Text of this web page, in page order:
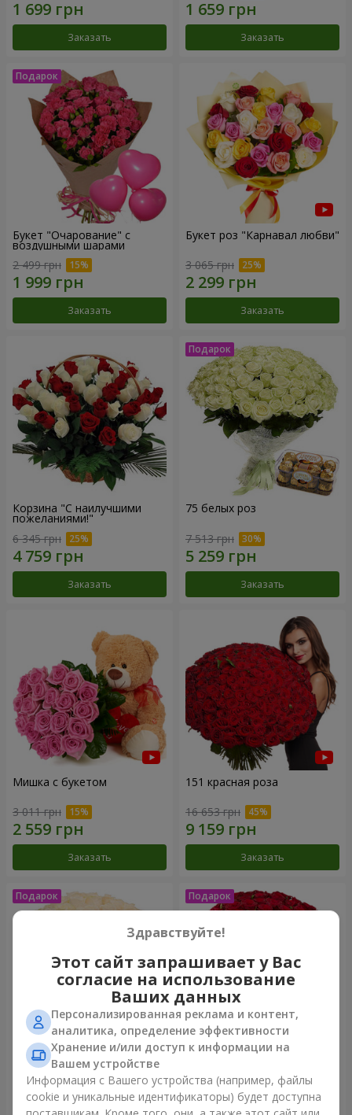
Заказать Заказать
Букет "Очарование" с
воздушными шарами
2 499 грн
Заказать
Букет роз "Карнавал любви"
3 065 грн
Заказать
Корзина "С наилучшими
пожеланиями!"
6 345 грн
Заказать
75 белых роз
7 513 грн
Заказать
Мишка с букетом
3 011 грн
Заказать
151 красная роза
16 653 грн
Заказать
Букет "Очей очарованье"
4 199 грн
75 красных роз
7 513 грн
Здравствуйте!
Этот сайт запрашивает у Вас
согласие на использование
Ваших данных
Персонализированная реклама и контент,
аналитика, определение эффективности
Хранение и/или доступ к информации на
Вашем устройстве
Информация с Вашего устройства (например, файлы
cookie и уникальные идентификаторы) будет доступна